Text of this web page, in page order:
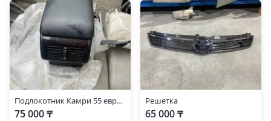
Подлокотник Камри 55 европа
75 000 ₸
Решетка
65 000 ₸